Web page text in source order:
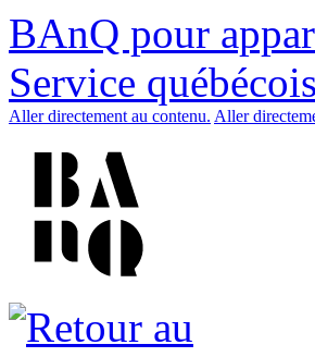
BAnQ pour
Service
Aller directement au contenu. Aller